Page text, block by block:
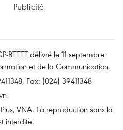
Publicité
BTTTT délivré le 11 septembre
et de la Communication.
Fax: (024) 39411348
VNA. La reproduction sans la
interdite.